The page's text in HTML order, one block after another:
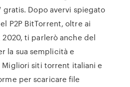
gratis. Dopo avervi spiegato
P2P BitTorrent, oltre ai
ti parlerò anche del
la sua semplicità e
siti torrent italiani e
per scaricare file